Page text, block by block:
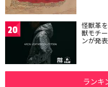
20 怪獣革
獣モチ
ンが発表
ランキ